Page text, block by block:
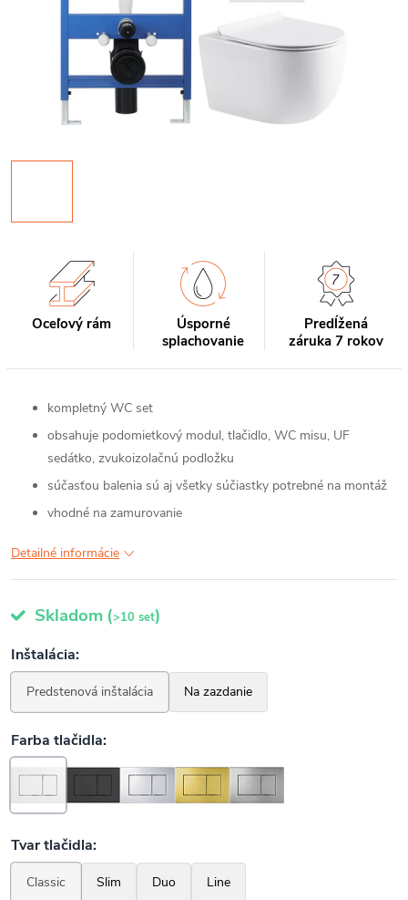
Oceľový rám
Úsporné
splachovanie
Predĺžená
záruka 7 rokov
kompletný WC set
obsahuje podomietkový modul, tlačidlo, WC misu, UF
sedátko, zvukoizolačnú podložku
súčasťou balenia sú aj všetky súčiastky potrebné na montáž
vhodné na zamurovanie
Detailné informácie
Skladom (>10 set)